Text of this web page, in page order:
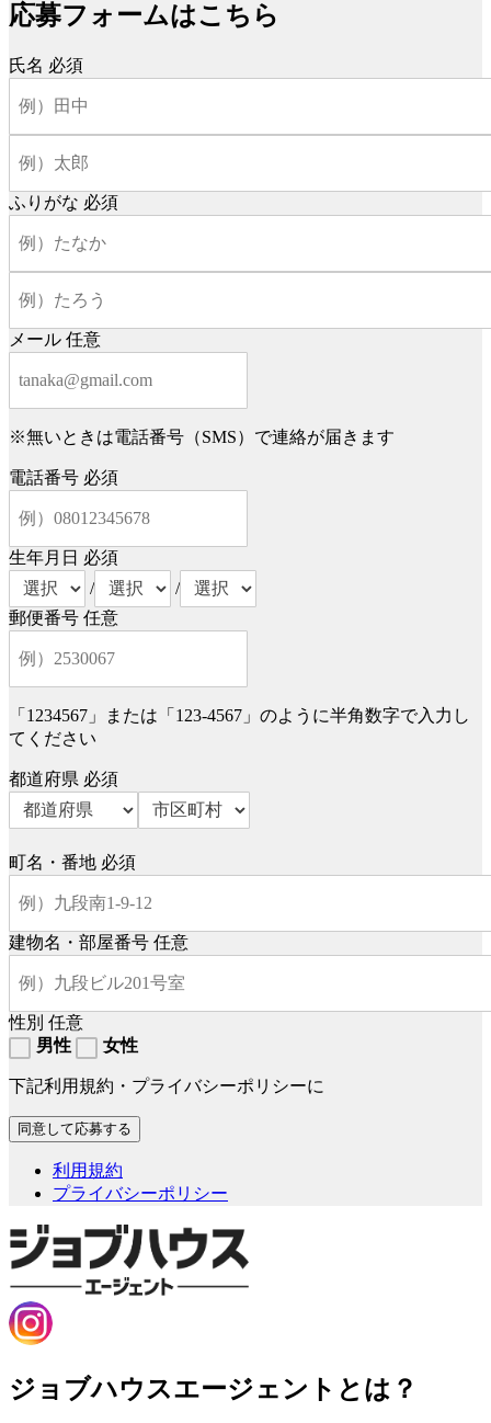
応募フォームはこちら
氏名 必須
ふりがな 必須
メール 任意
※無いときは電話番号（SMS）で連絡が届きます
電話番号 必須
生年月日 必須
/
/
郵便番号 任意
「1234567」または「123-4567」のように半角数字で入力し
てください
都道府県 必須
町名・番地 必須
建物名・部屋番号 任意
性別 任意
男性
女性
下記利用規約・プライバシーポリシーに
利用規約
プライバシーポリシー
ジョブハウスエージェントとは？